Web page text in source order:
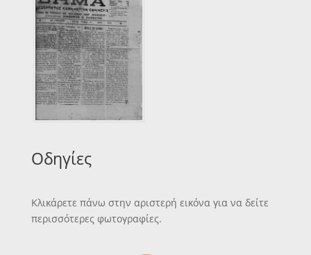
Οδηγίες
Κλικάρετε πάνω στην αριστερή εικόνα για να δείτε
περισσότερες φωτογραφίες.